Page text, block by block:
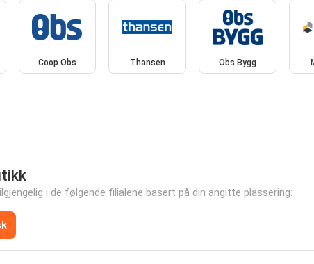
Coop Obs Thansen Obs Bygg
i de følgende filialene basert på din angitte plassering: